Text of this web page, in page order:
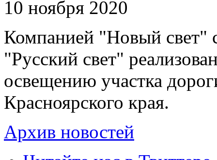
10 ноября 2020
Компанией "Новый свет"
"Русский свет"
освещению участка
Красноярского края.
Архив новостей